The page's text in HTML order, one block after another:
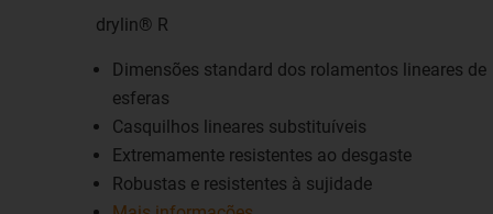
drylin® R
Dimensões standard dos rolamentos lineares de
esferas
Casquilhos lineares substituíveis
Extremamente resistentes ao desgaste
Robustas e resistentes à sujidade